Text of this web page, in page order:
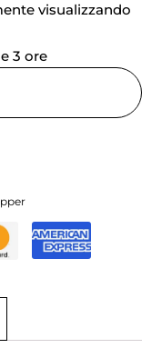
visualizzando
3 ore